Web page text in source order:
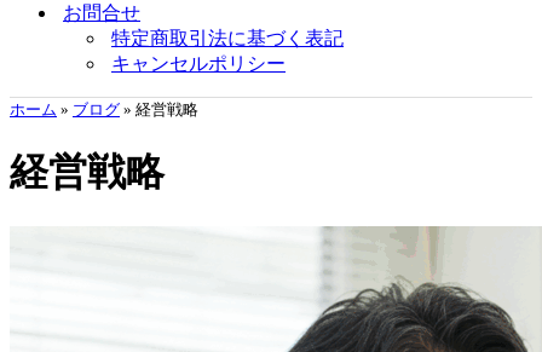
お問合せ
特定商取引法に基づく表記
キャンセルポリシー
ホーム » ブログ » 経営戦略
経営戦略